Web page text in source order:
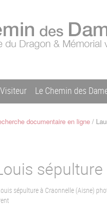
Le Chemin des
documentaire en ligne
sépulture à Craonnelle (Aisne)